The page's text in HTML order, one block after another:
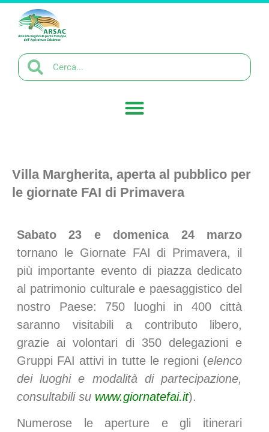
Villa Margherita, aperta al pubblico per
le giornate FAI di Primavera
Sabato 23 e domenica 24 marzo
tornano le Giornate FAI di Primavera, il
più importante evento di piazza dedicato
al patrimonio culturale e paesaggistico del
nostro Paese: 750 luoghi in 400 città
saranno visitabili a contributo libero,
grazie ai volontari di 350 delegazioni e
Gruppi FAI attivi in tutte le regioni (elenco
dei luoghi e modalità di partecipazione,
consultabili su www.giornatefai.it).
Numerose le aperture e gli itinerari